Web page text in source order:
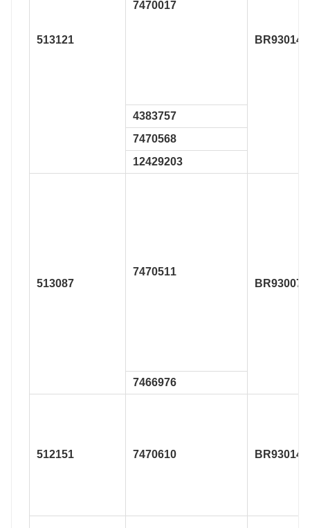
513121
7470017
BR930148
4383757
7470568
12429203
513087
7470511
BR930076
7466976
512151 7470610 BR930145